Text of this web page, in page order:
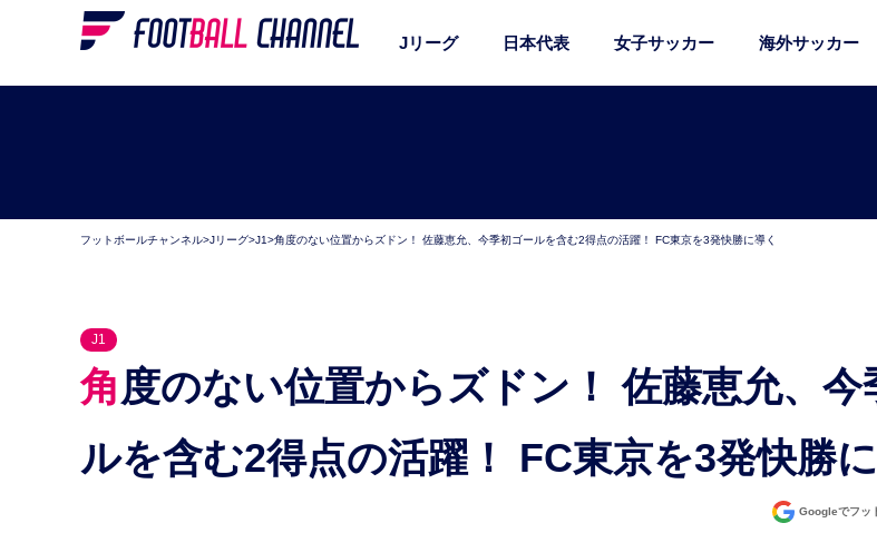
Jリーグ 日本代表 女子サッカー 海外サッカー
フットボールチャンネル>Jリーグ>J1>角度のない位置からズドン！ 佐藤恵允、今季初ゴールを含む2得点の活躍！ FC東京を3発快勝に導く
J1
角度のない位置からズドン！ 佐藤恵允、今季初ゴー
ルを含む2得点の活躍！ FC東京を3発快勝に
Googleでフッ